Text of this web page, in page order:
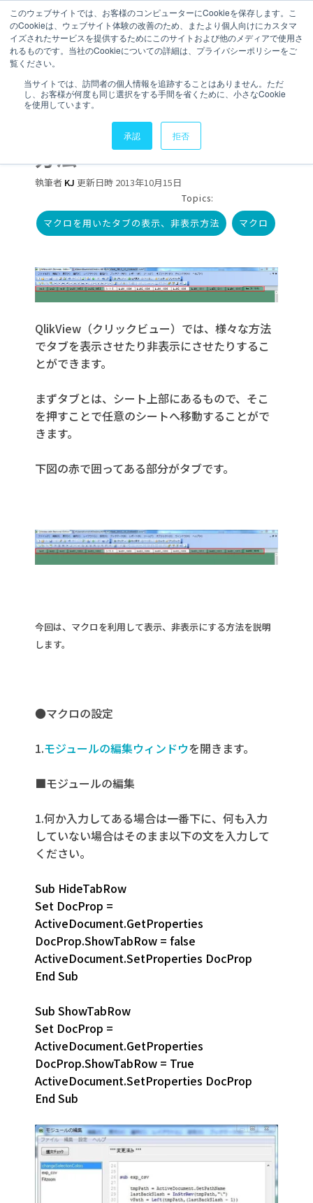
このウェブサイトでは、お客様のコンピューターにCookieを保存します。こ
のCookieは、ウェブサイト体験の改善のため、またより個人向けにカスタマ
イズされたサービスを提供するためにこのサイトおよび他のメディアで使用さ
れるものです。当社のCookieについての詳細は、プライバシーポリシーをご
覧ください。
当サイトでは、訪問者の個人情報を追跡することはありません。ただ
し、お客様が何度も同じ選択をする手間を省くために、小さなCookie
を使用しています。
承認 拒否
お問い合わせ
3 分で読むことができます。
【QlikView】マクロを用
いたタブの表示、非表示
方法
執筆者 KJ 更新日時 2013年10月15日
Topics:
マクロを用いたタブの表示、非表示方法 マクロ
QlikView（クリックビュー）では、様々な方法
でタブを表示させたり非表示にさせたりするこ
とができます。
まずタブとは、シート上部にあるもので、そこ
を押すことで任意のシートへ移動することがで
きます。
下図の赤で囲ってある部分がタブです。
今回は、マクロを利用して表示、非表示にする方法を説明
します。
●マクロの設定
1.モジュールの編集ウィンドウを開きます。
■モジュールの編集
1.何か入力してある場合は一番下に、何も入力
していない場合はそのまま以下の文を入力して
ください。
Sub HideTabRow
Set DocProp =
ActiveDocument.GetProperties
DocProp.ShowTabRow = false
ActiveDocument.SetProperties DocProp
End Sub
Sub ShowTabRow
Set DocProp =
ActiveDocument.GetProperties
DocProp.ShowTabRow = True
ActiveDocument.SetProperties DocProp
End Sub